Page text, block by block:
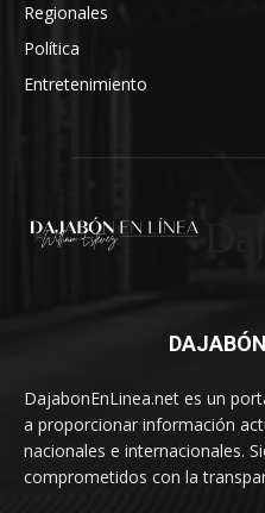
Regionales
Política
Entretenimiento
DajabonEnLinea.net es un
a proporcionar información
nacionales e internacionales.
comprometidos con la